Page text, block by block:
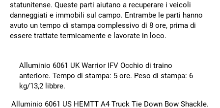
statunitense. Queste parti aiutano a recuperare i veicoli
danneggiati e immobili sul campo. Entrambe le parti hanno
avuto un tempo di stampa complessivo di 8 ore, prima di
essere trattate termicamente e lavorate in loco.
Alluminio 6061 UK Warrior IFV Occhio di traino
anteriore. Tempo di stampa: 5 ore. Peso di stampa: 6
kg/13,2 libbre.
Alluminio 6061 US HEMTT A4 Truck Tie Down Bow Shackle.